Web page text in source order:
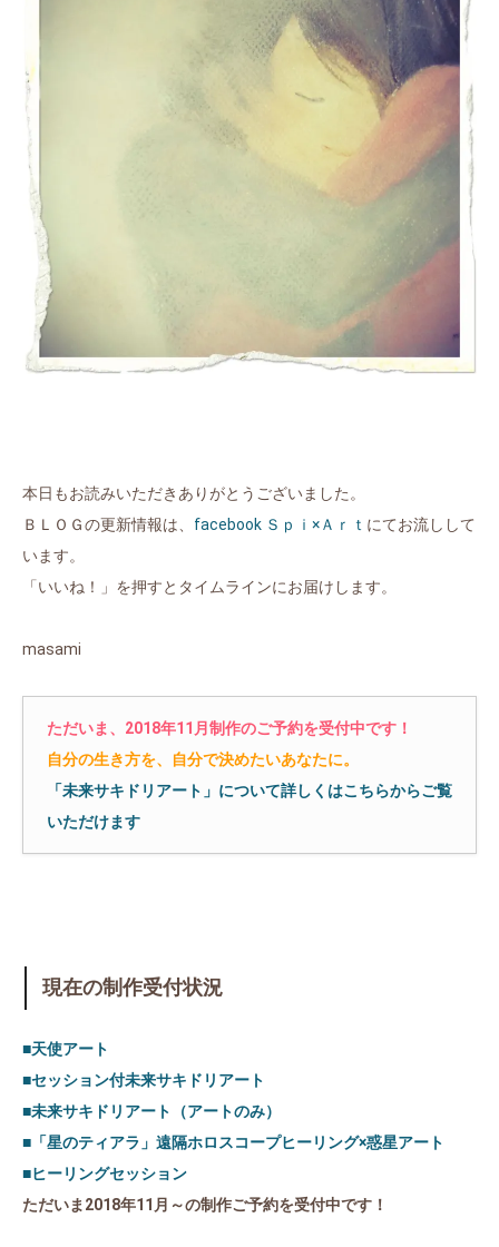
本日もお読みいただきありがとうございました。
ＢＬＯＧの更新情報は、 facebook Ｓｐｉ×Ａｒｔ にてお流しして
います。
「いいね！」を押すとタイムラインにお届けします。
masami
ただいま、2018年11月制作のご予約を受付中です！
自分の生き方を、自分で決めたいあなたに。
「未来サキドリアート」について詳しくはこちらからご覧
いただけます
現在の制作受付状況
■天使アート
■セッション付未来サキドリアート
■未来サキドリアート（アートのみ）
■「星のティアラ」遠隔ホロスコープヒーリング×惑星アート
■ヒーリングセッション
ただいま2018年11月～の制作ご予約を受付中です！